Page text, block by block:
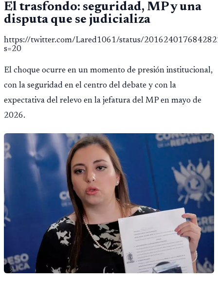
El trasfondo: seguridad, MP y una
disputa que se judicializa
https://twitter.com/Lared1061/status/
s=20
El choque ocurre en un momento de presión institucional,
con la seguridad en el centro del debate y con la
expectativa del relevo en la jefatura del MP en mayo de
2026.